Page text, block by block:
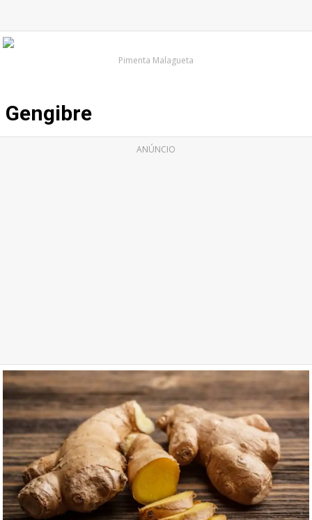
Pimenta Malagueta
Gengibre
ANÚNCIO